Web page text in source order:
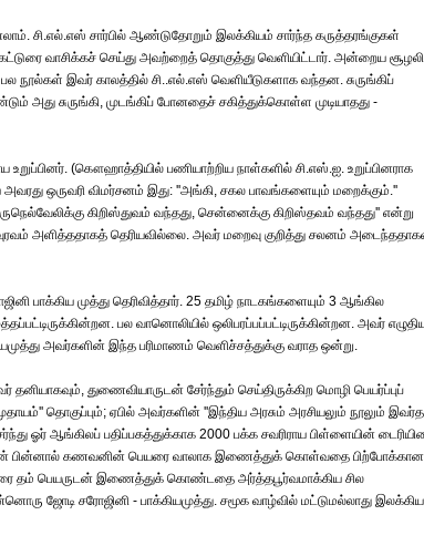
சி.எல்.எஸ் சார்பில் ஆண்டுதோறும் இலக்கியம் சார்ந்த கருத்தரங்குகள்
வாசிக்கச் செய்து அவற்றைத் தொகுத்து வெளியிட்டார். அன்றைய
நூல்கள் இவர் காலத்தில் சி..எல்.எஸ் வெளியீடுகளாக வந்தன. சுருங்கிப்
அது சுருங்கி, முடங்கிப் போனதைச் சகித்துக்கொள்ள முடியாதது -
உறுப்பினர். (கௌஹாத்தியில் பணியாற்றிய நாள்களில் சி.எஸ்.ஐ. உறுப்பினராக
ஒருவரி விமர்சனம் இது: ''அங்கி, சகல பாவங்களையும் மறைக்கும்.''
கிறிஸ்துவம் வந்தது, சென்னைக்கு கிறிஸ்தவம் வந்தது'' என்று
அளித்ததாகத் தெரியவில்லை. அவர் மறைவு குறித்து சலனம்
பாக்கிய முத்து தெரிவித்தார். 25 தமிழ் நாடகங்களையும் 3 ஆங்கில
பல வானொலியில் ஒலிபரப்பப்பட்டிருக்கின்றன. அவர்
அவர்களின் இந்த பரிமாணம் வெளிச்சத்துக்கு வராத ஒன்று.
தனியாகவும், துணைவியாருடன் சேர்ந்தும் செய்திருக்கிற மொழி பெயர்ப்புப்
தொகுப்பும்; ஏபில் அவர்களின் ''இந்திய அரசும் அரசியலும் நூலும்
ஓர் ஆங்கிலப் பதிப்பகத்துக்காக 2000 பக்க சவரிராய பிள்ளையின்
பின்னால் கணவனின் பெயரை வாலாக இணைத்துக் கொள்வதை பிற்போக்கான
தம் பெயருடன் இணைத்துக் கொண்டதை அர்த்தபூர்வமாக்கிய சில
ஜோடி சரோஜினி - பாக்கியமுத்து. சமூக வாழ்வில் மட்டுமல்லாது இலக்கிய